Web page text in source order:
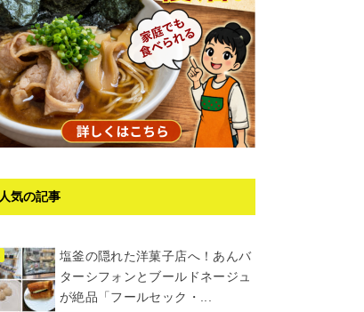
人気の記事
塩釜の隠れた洋菓子店へ！あんバ
ターシフォンとブールドネージュ
が絶品「フールセック・...